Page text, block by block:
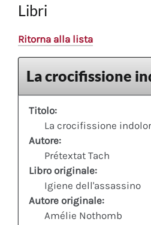
Libri
Ritorna alla lista
La crocifissione
Titolo:
La crocifissione
Autore:
Prétextat Tach
Libro originale:
Igiene dell'assassino
Autore originale:
Amélie Nothomb